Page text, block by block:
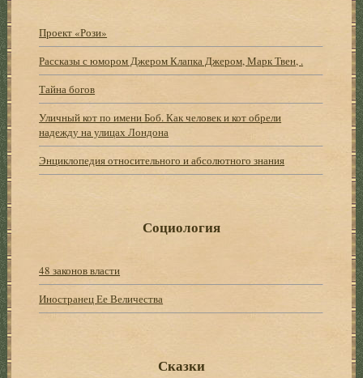
Проект «Рози»
Рассказы с юмором Джером Клапка Джером, Марк Твен, .
Тайна богов
Уличный кот по имени Боб. Как человек и кот обрели
надежду на улицах Лондона
Энциклопедия относительного и абсолютного знания
Социология
48 законов власти
Иностранец Ее Величества
Сказки